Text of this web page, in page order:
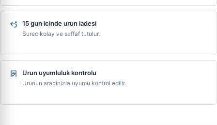
15 gun icinde urun iadesi
Surec kolay ve seffaf tutulur.
Urun uyumluluk kontrolu
Urunun aracinizla uyumu kontrol edilir.